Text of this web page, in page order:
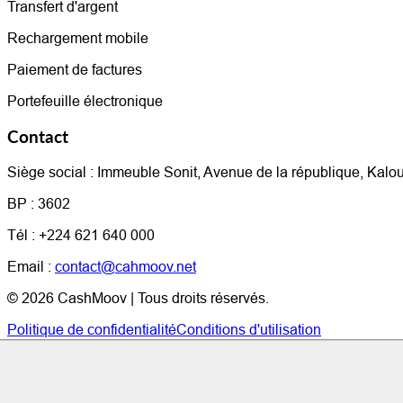
Transfert d'argent
Rechargement mobile
Paiement de factures
Portefeuille électronique
Contact
Siège social : Immeuble Sonit, Avenue de la république,
BP : 3602
Tél : +224 621 640 000
Email : contact@cahmoov.net
© 2026 CashMoov | Tous droits réservés.
Politique de confidentialitéConditions d'utilisation
Salut !